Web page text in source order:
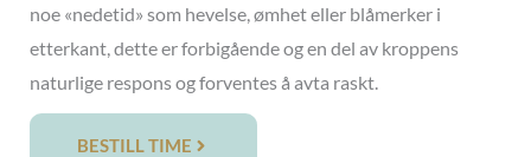
noe «nedetid» som hevelse, ømhet eller blåmerker i
etterkant, dette er forbigående og en del av kroppens
naturlige respons og forventes å avta raskt.
BESTILL TIME